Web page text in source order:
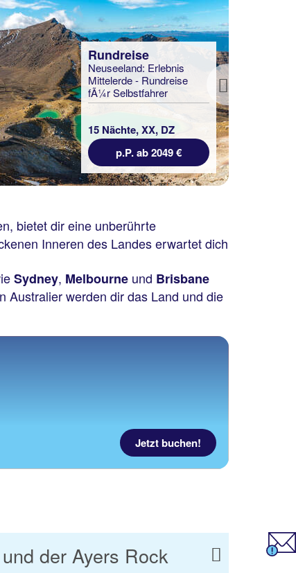
Rundreise
Neuseeland: Erlebnis
Mittelerde - Rundreise
fÃ¼r Selbstfahrer
15 Nächte, XX, DZ
p.P. ab 2049 €
Next
bietet dir eine unberührte
Inneren des Landes erwartet dich
Sydney, Melbourne und Brisbane
Australier werden dir das Land und die
Jetzt buchen!
der Ayers Rock